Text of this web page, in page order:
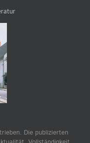
Die publizierten